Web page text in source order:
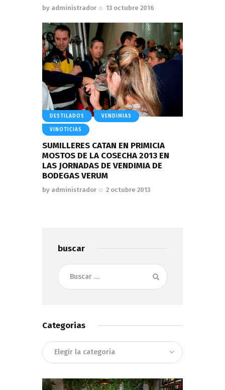
by administrador 13 octubre 2016
DESTILADOS VENDIMIAS
VINOTICIAS
SUMILLERES CATAN EN PRIMICIA
MOSTOS DE LA COSECHA 2013 EN
LAS JORNADAS DE VENDIMIA DE
BODEGAS VERUM
by administrador 2 octubre 2013
buscar
Buscar:
Categorias
Categorias